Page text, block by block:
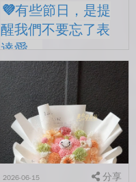
💜有些節日，是提
醒我們不要忘了表
達愛。
💜有些節日，是提醒我們不
要忘了表達愛。 平常的日
子，總是忙著工作、忙著生
活。 那些想說的謝謝、想
說的辛苦了、想說的我愛
你。 常常就這樣，留到了
下...
2026-06-15 分享